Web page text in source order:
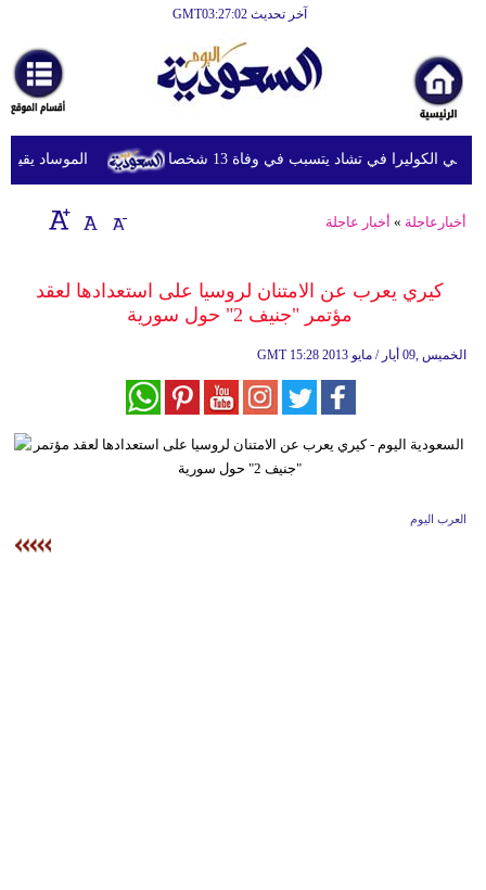
آخر تحديث GMT03:27:02
أخبارعاجلة
رياضة
ثقافة
إقتصاد
وموسيقى
ديكور
الموساد يقيل الكوليرا في تشاد يتسبب في وفاة 13 شخصا
أخبارعاجلة » أخبار عاجلة
كيري يعرب عن الامتنان لروسيا على استعدادها لعقد
مؤتمر "جنيف 2" حول سورية
GMT 15:28 2013 الخميس ,09 أيار / مايو
العرب اليوم